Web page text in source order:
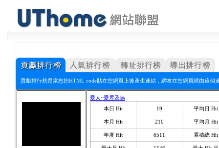
貢獻排行榜是當您把HTML code貼在您網頁上後產生連結，網友在您網頁經由這
愛人~愛屋及烏
本日 Hit
19 平均日 Hit
本月 Hit 210 平均月 Hit
年度 Hit 6511 累積總 Hit